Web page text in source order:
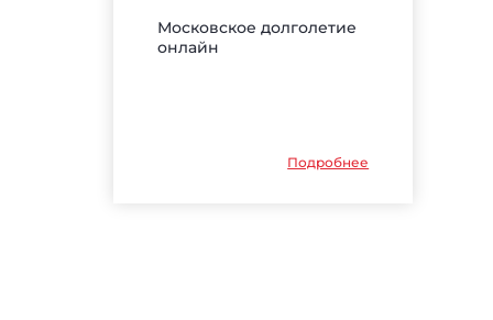
Московское долголетие
онлайн
Подробнее